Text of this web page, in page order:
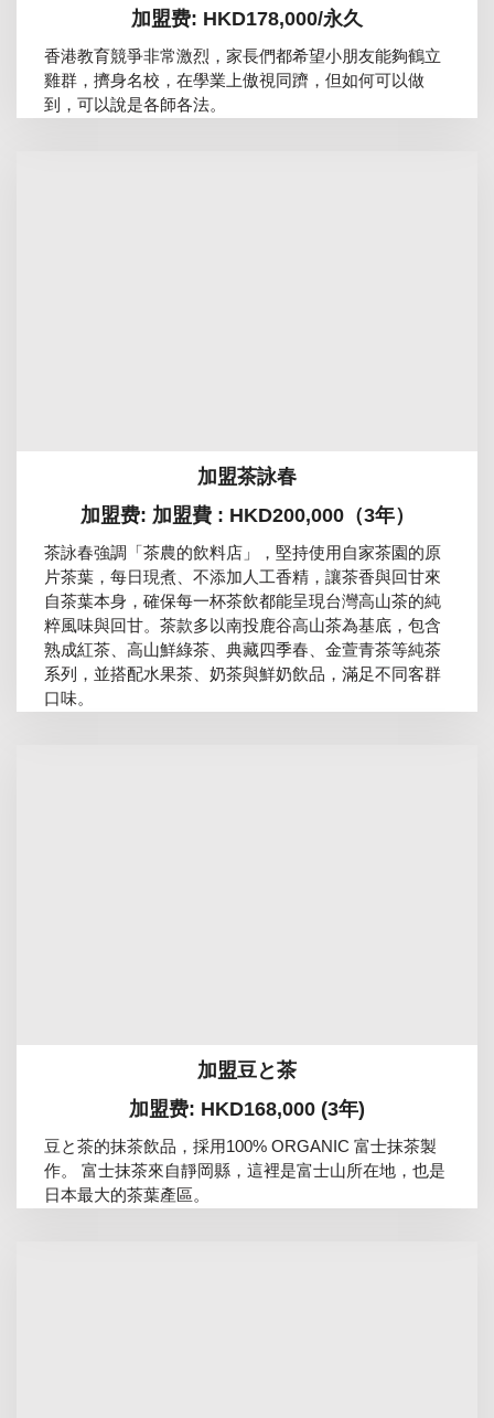
加盟费: HKD178,000/永久
香港教育競爭非常激烈，家長們都希望小朋友能夠鶴立
雞群，擠身名校，在學業上傲視同躋，但如何可以做
到，可以說是各師各法。
加盟茶詠春
加盟费: 加盟費 : HKD200,000（3年）
茶詠春強調「茶農的飲料店」，堅持使用自家茶園的原
片茶葉，每日現煮、不添加人工香精，讓茶香與回甘來
自茶葉本身，確保每一杯茶飲都能呈現台灣高山茶的純
粹風味與回甘。茶款多以南投鹿谷高山茶為基底，包含
熟成紅茶、高山鮮綠茶、典藏四季春、金萱青茶等純茶
系列，並搭配水果茶、奶茶與鮮奶飲品，滿足不同客群
口味。
加盟豆と茶
加盟费: HKD168,000 (3年)
豆と茶的抹茶飲品，採用100% ORGANIC 富士抹茶製
作。 富士抹茶來自靜岡縣，這裡是富士山所在地，也是
日本最大的茶葉產區。